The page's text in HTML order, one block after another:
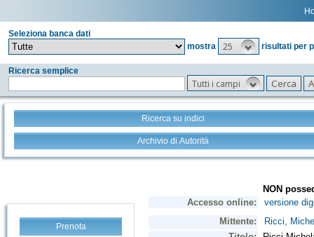
Seleziona banca dati
mostra
25 risultati per
Ricerca semplice
Tutti i campi
Ricerca su indici
Archivio di Autorità
Prenota